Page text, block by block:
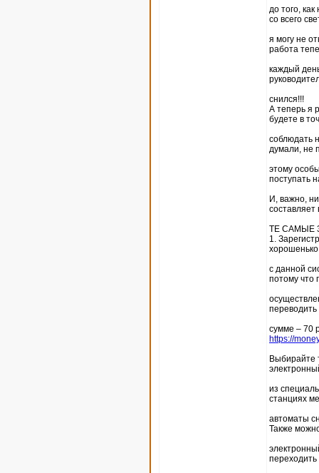
до того,
со всего
я могу не
работа
каждый
снился!!!
А теперь я
будете в
соблюдать
думали, не
этому
поступать
И, важно,
составляет
ТЕ САМЫЕ
1.
хорошенько
с данной
потому что
переводить
сумме – 70
https://
Выбирайте
из
станциях
автоматы
Также
переходить